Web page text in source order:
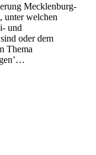
Mecklenburg-
unter welchen
und
oder dem
Thema